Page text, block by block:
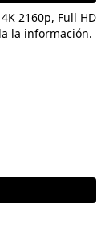
2160p, Full HD
la información.